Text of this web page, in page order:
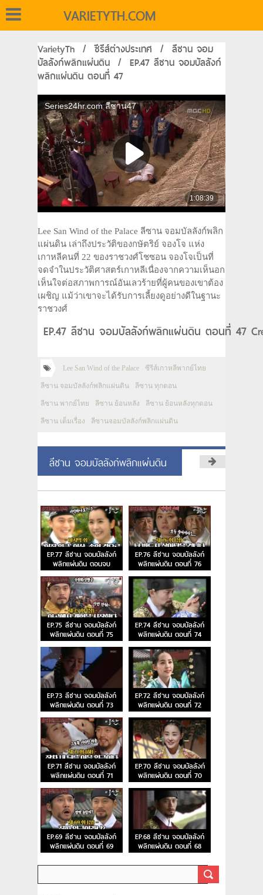
VARIETYTH.COM
VarietyTh / ซีรีส์ต่างประเทศ / ลีซาน จอม
บัลลังก์พลิกแผ่นดิน / EP.47 ลีซาน จอมบัลลังก์
พลิกแผ่นดิน ตอนที่ 47
Lee San Wind of the Palace ลีซาน จอมบัลลังก์พลิก
แผ่นดิน เล่าถึงประวัติของกษัตริย์ จองโจ แห่ง
เกาหลีคนที่ 22 ของราชวงศ์โชซอน จองโจเป็นที่
จดจำในประวัติศาสตร์เกาหลีเนื่องจากความเห็นอก
เห็นใจต่อสภาพการณ์อันเลวร้ายที่ผู้คนของเขาต้อง
เผชิญ แม้ว่าเขาจะได้รับการเลี้ยงดูอย่างดีในฐานะ
ราชวงศ์
EP.47 ลีซาน จอมบัลลังก์พลิกแผ่นดิน ตอนที่ 47
Lee San Wind of the Palace ซีรีส์เกาหลีพากย์ไทย
ลีซาน จอมบัลลังก์พลิกแผ่นดิน ลีซาน ทุกตอน
ลีซาน พากย์ไทย ลีซาน ย้อนหลัง ลีซาน ย้อนหลังทุกตอน
ลีซาน เต็มเรื่อง ลีซานจอมบัลลังก์พลิกแผ่นดิน
ลีซาน จอมบัลลังก์พลิกแผ่นดิน
EP.77 ลีซาน จอมบัลลังก์
พลิกแผ่นดิน ตอนจบ
EP.76 ลีซาน จอมบัลลังก์
พลิกแผ่นดิน ตอนที่ 76
EP.75 ลีซาน จอมบัลลังก์
พลิกแผ่นดิน ตอนที่ 75
EP.74 ลีซาน จอมบัลลังก์
พลิกแผ่นดิน ตอนที่ 74
EP.73 ลีซาน จอมบัลลังก์
พลิกแผ่นดิน ตอนที่ 73
EP.72 ลีซาน จอมบัลลังก์
พลิกแผ่นดิน ตอนที่ 72
EP.71 ลีซาน จอมบัลลังก์
พลิกแผ่นดิน ตอนที่ 71
EP.70 ลีซาน จอมบัลลังก์
พลิกแผ่นดิน ตอนที่ 70
EP.69 ลีซาน จอมบัลลังก์
พลิกแผ่นดิน ตอนที่ 69
EP.68 ลีซาน จอมบัลลังก์
พลิกแผ่นดิน ตอนที่ 68